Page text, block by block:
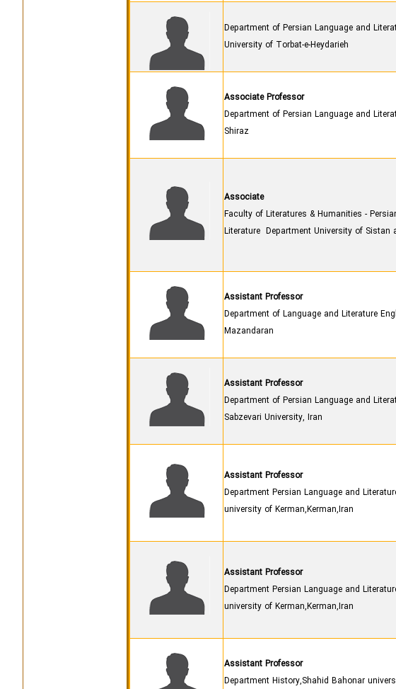
Department of Persian Language and
University of Torbat-e-Heydarieh
Associate Professor
Department of Persian Language and
Shiraz
Associate
Faculty of Literatures & Humanities -
Literature Department University of Sistan
Assistant Professor
Department of Language and Literature
Mazandaran
Assistant Professor
Department of Persian Language and
Sabzevari University, Iran
Assistant Professor
Department Persian Language and
university of Kerman,Kerman,Iran
Assistant Professor
Department Persian Language and
university of Kerman,Kerman,Iran
Assistant Professor
Department History,Shahid Bahonar